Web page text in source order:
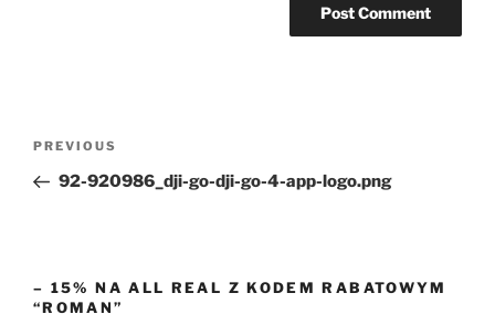
Previous
Post
PREVIOUS
92-920986_dji-go-dji-go-4-app-logo.png
– 15% NA ALL REAL Z KODEM RABATOWYM
“ROMAN”